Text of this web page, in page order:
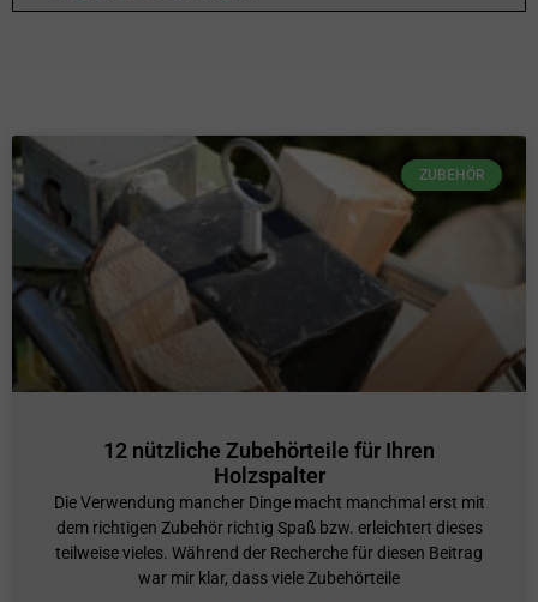
ZUBEHÖR
12 nützliche Zubehörteile für Ihren
Holzspalter
Die Verwendung mancher Dinge macht manchmal erst mit
dem richtigen Zubehör richtig Spaß bzw. erleichtert dieses
teilweise vieles. Während der Recherche für diesen Beitrag
war mir klar, dass viele Zubehörteile